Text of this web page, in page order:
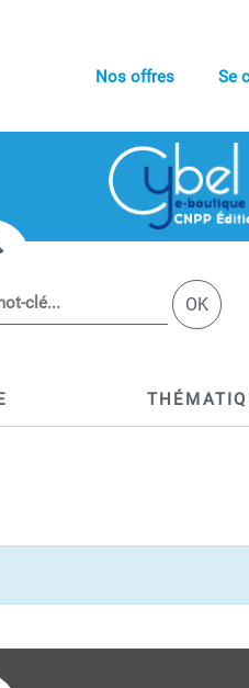
Nos offres Se
OK